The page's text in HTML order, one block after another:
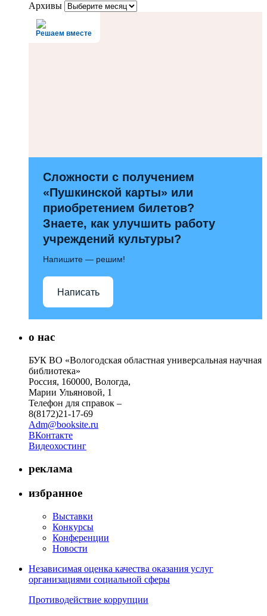
Архивы
Решаем вместе
Сложности с получением
«Пушкинской карты» или
приобретением билетов?
Знаете, как улучшить работу
учреждений культуры?
Напишите — решим!
Написать
о нас
БУК ВО «Вологодская областная универсальная научная
библиотека»
Россия, 160000, Вологда,
Марии Ульяновой, 1
Телефон для справок –
8(8172)21-17-69
Adm@booksite.ru
ВКонтакте
Видеохостинг
реклама
избранное
Выставки
Конкурсы
Конференции
Новости
Независимая оценка качества оказания услуг
организациями социальной сферы
Противодействие коррупции